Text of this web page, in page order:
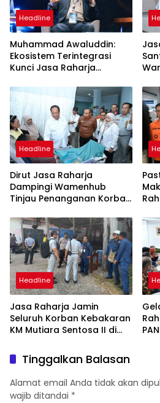
Headline
Muhammad Awaluddin:
Ekosistem Terintegrasi
Kunci Jasa Raharja
Maksimal Kepada
Masyarakat
Headline
Dirut Jasa Raharja
Dampingi Wamenhub
Tinjau Penanganan Korban
PHC Surabaya
Headline
Jasa Raharja Jamin
Seluruh Korban Kebakaran
KM Mutiara Sentosa II di
Tinggalkan Balasan
Alamat email Anda tidak akan
wajib ditandai *